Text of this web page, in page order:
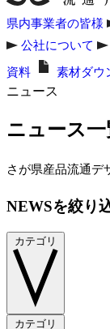
県内事業者の皆様
公社について
資料 素材ダウ
ニュース
ニュース一
さが県産品流通デ
NEWSを絞り
カテゴリ
カテゴリ